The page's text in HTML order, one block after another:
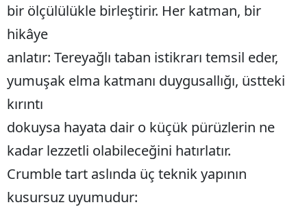
bir ölçülülükle birleştirir. Her katman, bir
hikâye
anlatır: Tereyağlı taban istikrarı temsil eder,
yumuşak elma katmanı duygusallığı, üstteki
kırıntı
dokuysa hayata dair o küçük pürüzlerin ne
kadar lezzetli olabileceğini hatırlatır.
Crumble tart aslında üç teknik yapının
kusursuz uyumudur: